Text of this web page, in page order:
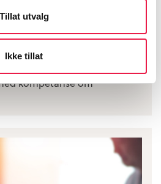
Tillat utvalg
Ikke tillat
kompetanse om